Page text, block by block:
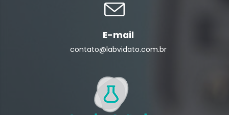
E-mail
contato@labvidato.com.br